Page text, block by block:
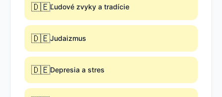
🇩🇪Ľudové zvyky a tradície
🇩🇪Judaizmus
🇩🇪Depresia a stres